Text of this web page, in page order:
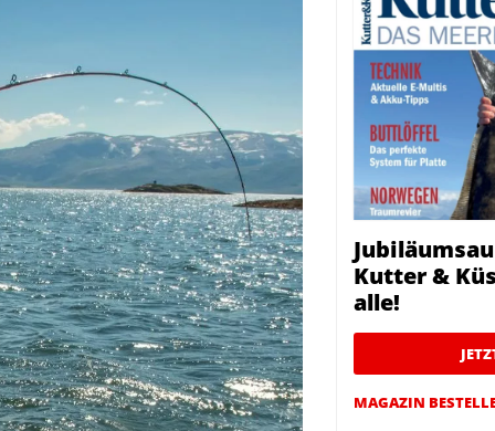
Kutter &
alle!
MAGAZIN